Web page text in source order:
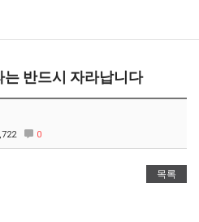
반드시 자라납니다
0
목록